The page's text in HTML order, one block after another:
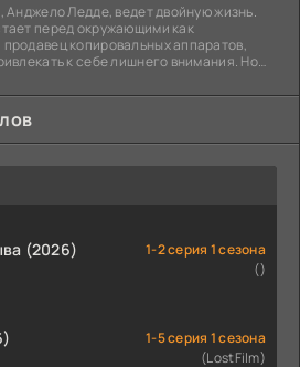
Анджело Ледде, ведет двойную жизнь.
перед окружающими как
копировальных аппаратов,
к себе лишнего внимания. Но
(2026)
1-2 серия 1 сезона
()
1-5 серия 1 сезона
(LostFilm)